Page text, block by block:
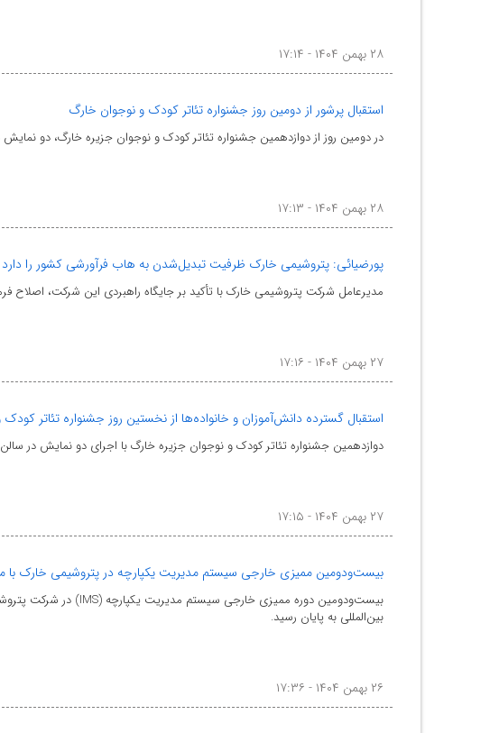
۲۸ بهمن ۱۴۰۴ - ۱۷:۱۴
استقبال پرشور از دومین روز جشنواره تئاتر کودک و نوجوان خارگ
در دومین روز از دوازدهمین جشنواره تئاتر کودک و نوجوان جزیره خارگ، دو
۲۸ بهمن ۱۴۰۴ - ۱۷:۱۳
پورضیائی: پتروشیمی خارک ظرفیت تبدیل‌شدن به هاب فرآورشی کشور را دارد
مدیرعامل شرکت پتروشیمی خارک با تأکید بر جایگاه راهبردی این شرکت،
۲۷ بهمن ۱۴۰۴ - ۱۷:۱۶
استقبال گسترده دانش‌آموزان و خانواده‌ها از نخستین روز جشنواره تئاتر
دوازدهمین جشنواره تئاتر کودک و نوجوان جزیره خارگ با اجرای دو نمایش در
۲۷ بهمن ۱۴۰۴ - ۱۷:۱۵
بیست‌ودومین ممیزی خارجی سیستم مدیریت یکپارچه در پتروشیمی خارک با
بین‌المللی به پایان رسید.
۲۶ بهمن ۱۴۰۴ - ۱۷:۳۶